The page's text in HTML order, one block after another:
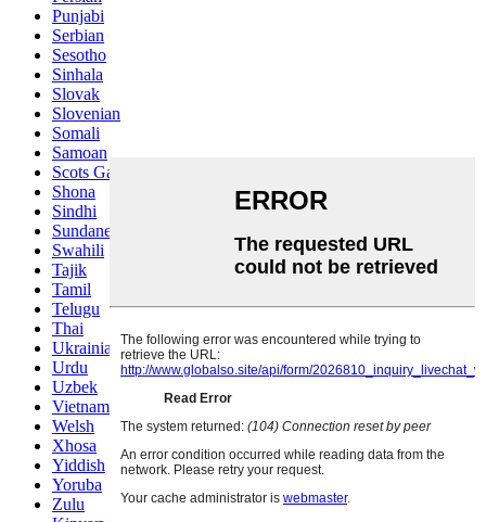
Punjabi
Serbian
Sesotho
Sinhala
Slovak
Slovenian
Somali
Samoan
Scots Gaelic
Shona
Sindhi
Sundanese
Swahili
Tajik
Tamil
Telugu
Thai
Ukrainian
Urdu
Uzbek
Vietnamese
Welsh
Xhosa
Yiddish
Yoruba
Zulu